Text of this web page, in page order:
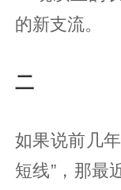
的新支流。
二
如果说前几
短线”，那最